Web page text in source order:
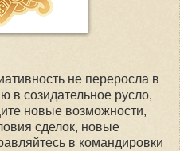
не переросла в
в созидательное русло,
новые возможности,
сделок, новые
в командировки